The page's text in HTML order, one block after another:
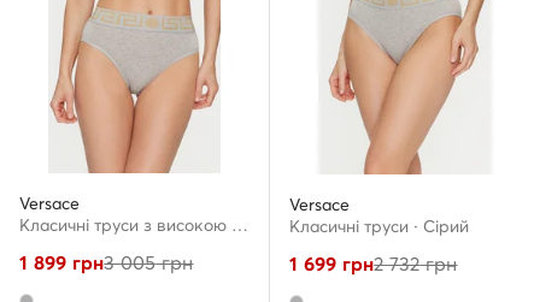
Versace
Класичні труси з високою талією · Сірий
1 899 грн3 005грн
Versace
Класичні труси · Сірий
1 699 грн2 732грн